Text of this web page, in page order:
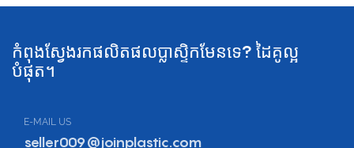
កំពុងស្វែងរកផលិតផលប្លាស្ទិកមែនទេ? ដៃគូល្អ
បំផុត។
E-MAIL US
seller009@joinplastic.com